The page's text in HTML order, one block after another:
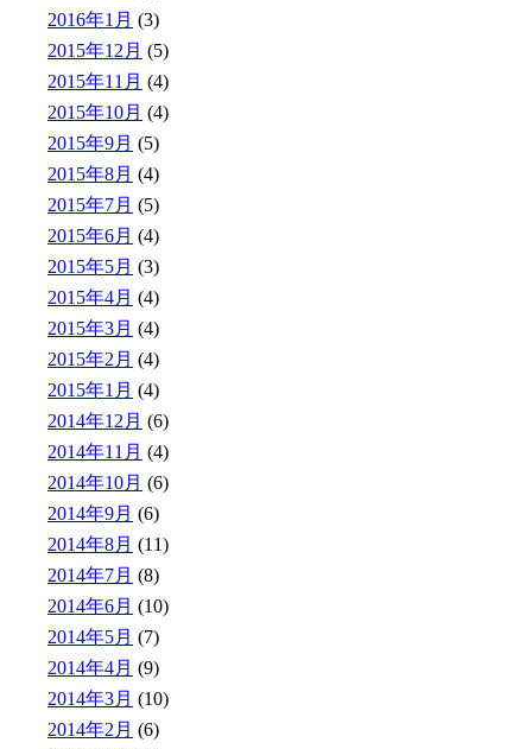
2016年1月 (3)
2015年12月 (5)
2015年11月 (4)
2015年10月 (4)
2015年9月 (5)
2015年8月 (4)
2015年7月 (5)
2015年6月 (4)
2015年5月 (3)
2015年4月 (4)
2015年3月 (4)
2015年2月 (4)
2015年1月 (4)
2014年12月 (6)
2014年11月 (4)
2014年10月 (6)
2014年9月 (6)
2014年8月 (11)
2014年7月 (8)
2014年6月 (10)
2014年5月 (7)
2014年4月 (9)
2014年3月 (10)
2014年2月 (6)